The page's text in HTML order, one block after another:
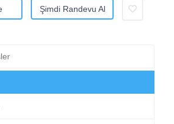
Şimdi Randevu Al